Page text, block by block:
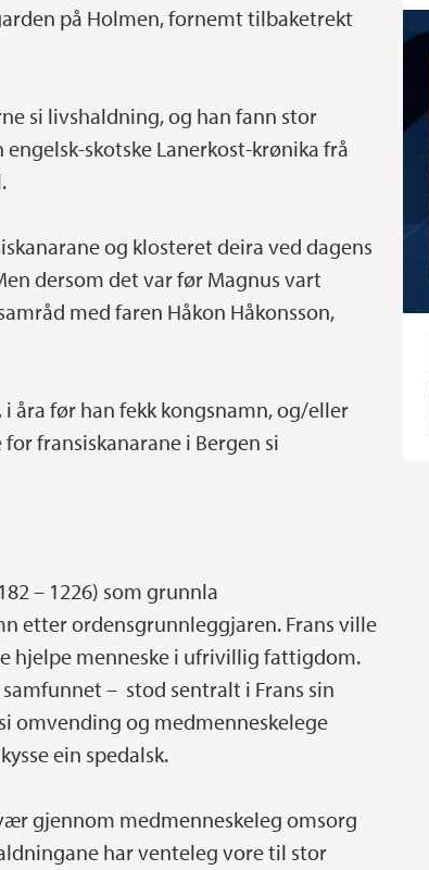
på Holmen, fornemt tilbaketrekt
si livshaldning, og han fann stor
skotske Lanerkost-krønika frå
og klosteret deira ved dagens
dersom det var før Magnus vart
med faren Håkon Håkonsson,
åra før han fekk kongsnamn, og/eller
fransiskanarane i Bergen si
– 1226) som grunnla
etter ordensgrunnleggjaren. Frans ville
hjelpe menneske i ufrivillig fattigdom.
– stod sentralt i Frans sin
omvending og medmenneskelege
ein spedalsk.
gjennom medmenneskeleg omsorg
har venteleg vore til stor